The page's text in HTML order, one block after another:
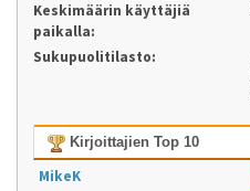
Keskimäärin käyttäjiä
paikalla:
Sukupuolitilasto:
Kirjoittajien Top 10
MikeK